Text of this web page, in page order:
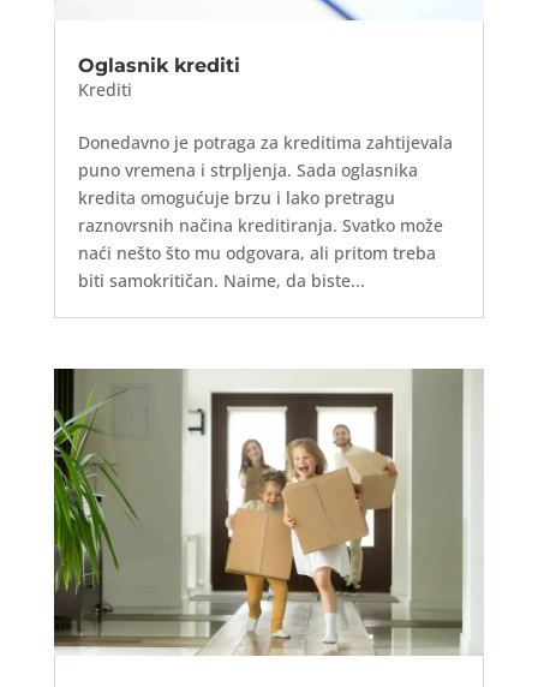
Oglasnik krediti
Krediti
Donedavno je potraga za kreditima zahtijevala
puno vremena i strpljenja. Sada oglasnika
kredita omogućuje brzu i lako pretragu
raznovrsnih načina kreditiranja. Svatko može
naći nešto što mu odgovara, ali pritom treba
biti samokritičan. Naime, da biste...